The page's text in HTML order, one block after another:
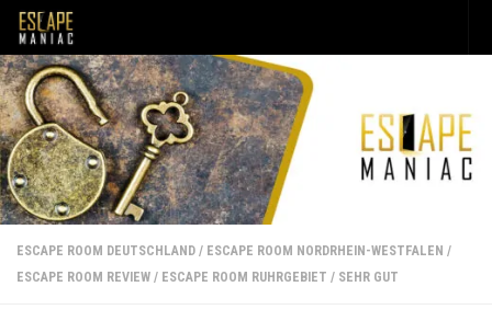
Unter dem Inhalt
ESCAPE ROOM DEUTSCHLAND / ESCAPE ROOM NORDRHEIN-WESTFALEN /
ESCAPE ROOM REVIEW / ESCAPE ROOM RUHRGEBIET / SEHR GUT